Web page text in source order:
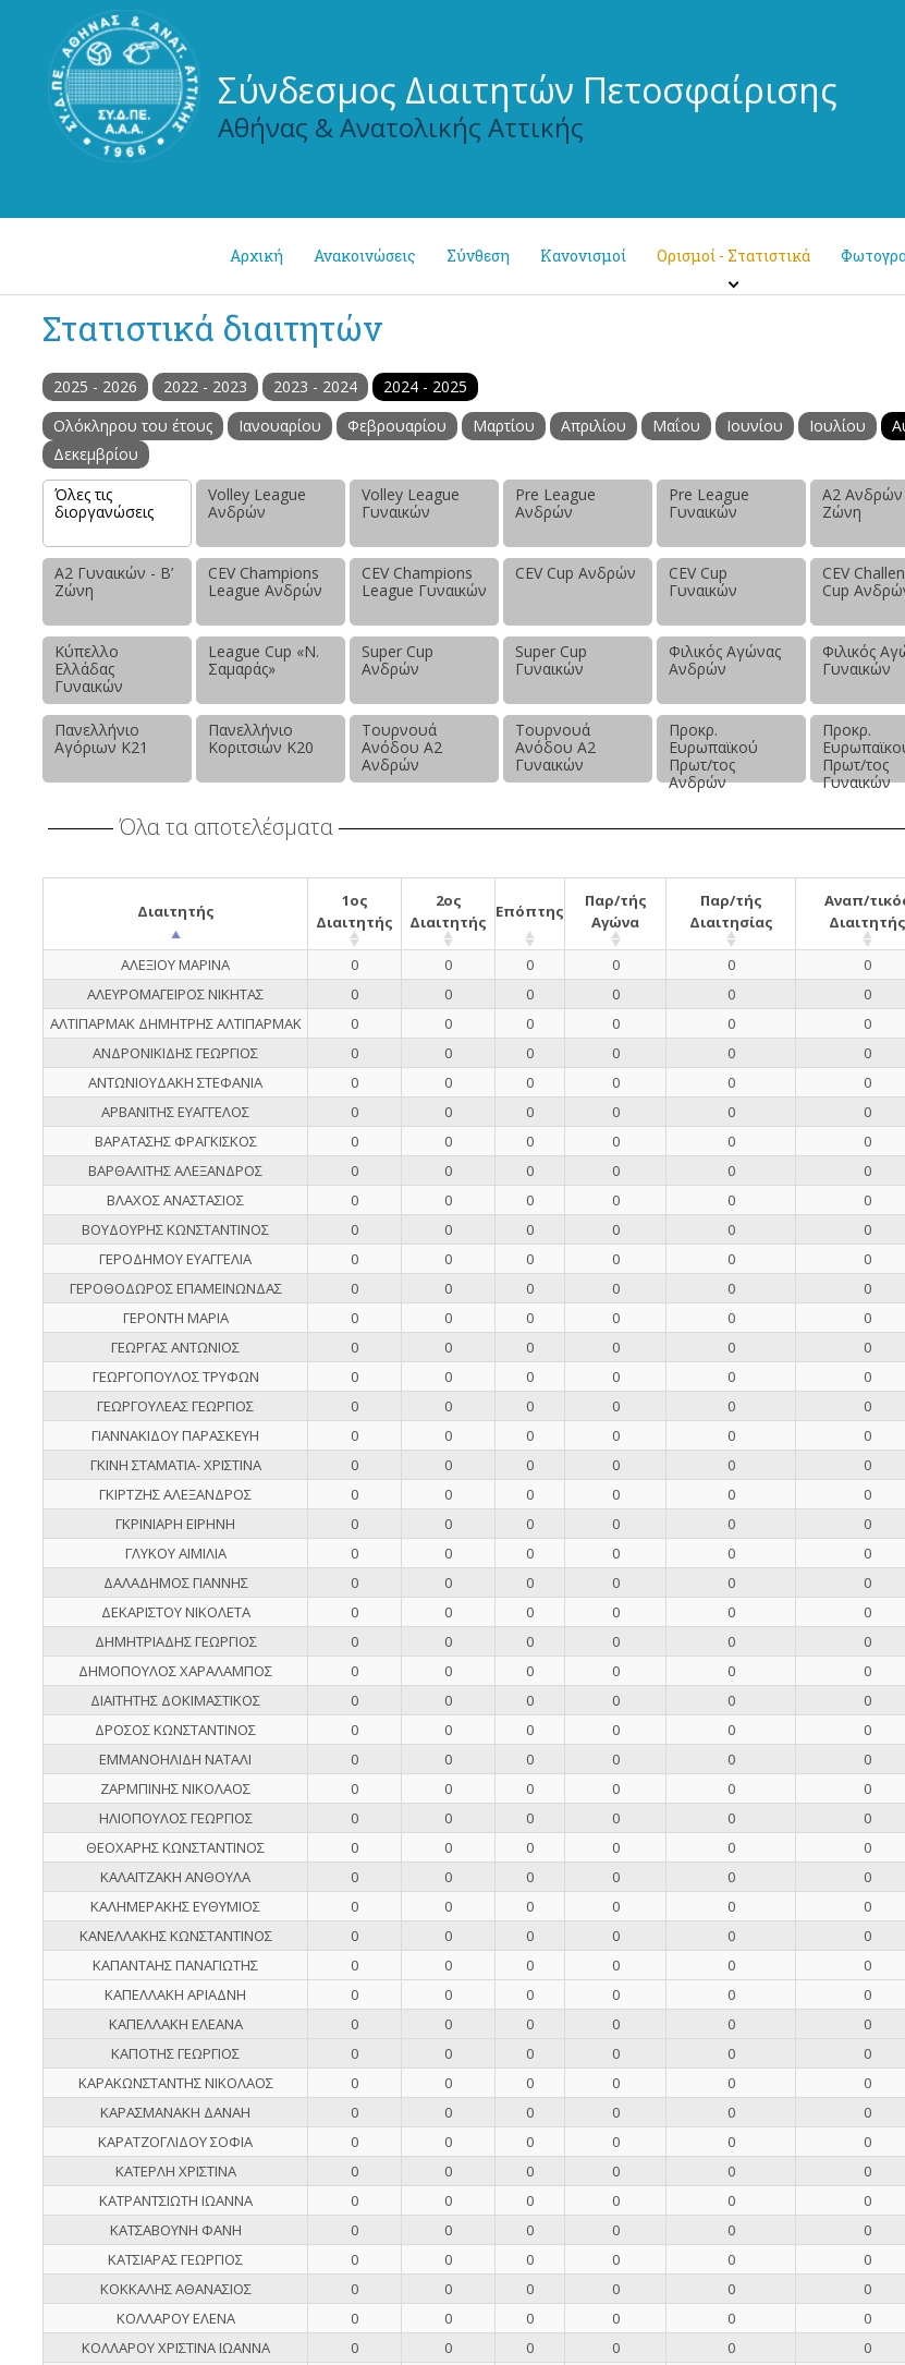
Σύνδεσμος Διαιτητών Πετοσφαίρισης
Αθήνας & Ανατολικής Αττικής
Αρχική Ανακοινώσεις Σύνθεση Κανονισμοί Ορισμοί - Στατιστικά
Στατιστικά διαιτητών
2025 - 2026 2022 - 2023 2023 - 2024
2024 - 2025
Ολόκληρου του έτους
Ιανουαρίου Φεβρουαρίου Μαρτίου Απριλίου Μαΐου Ιουνίου Ιουλίου
Δεκεμβρίου
Όλες τις
διοργανώσεις
Volley League
Ανδρών
Volley League
Γυναικών
Pre League
Ανδρών
Pre League
Γυναικών
Α2 Ανδρών
Ζώνη
Α2 Γυναικών - Β’
Ζώνη
CEV Champions
League Ανδρών
CEV Champions
League Γυναικών
CEV Cup Ανδρών
CEV Cup
Γυναικών
CEV
Cup
Κύπελλο
Ελλάδας
Γυναικών
League Cup «Ν.
Σαμαράς»
Super Cup
Ανδρών
Super Cup
Γυναικών
Φιλικός Αγώνας
Ανδρών
Φιλικός
Γυναικών
Πανελλήνιο
Αγόριων Κ21
Πανελλήνιο
Κοριτσιών Κ20
Τουρνουά
Ανόδου Α2
Ανδρών
Τουρνουά
Ανόδου Α2
Γυναικών
Προκρ.
Ευρωπαϊκού
Πρωτ/τος
Ανδρών
Προκρ.
Πρωτ/τος
Γυναικών
Όλα τα αποτελέσματα
Διαιτητής
1ος
Διαιτητής
2ος
Διαιτητής
Επόπτης
Παρ/τής
Αγώνα
Παρ/τής
Διαιτησίας
Αναπ/
Διαιτητής
ΑΛΕΞΙΟΥ ΜΑΡΙΝΑ 0 0 0 0 0 0
ΑΛΕΥΡΟΜΑΓΕΙΡΟΣ ΝΙΚΗΤΑΣ
0 0 0 0 0 0
ΑΛΤΙΠΑΡΜΑΚ ΔΗΜΗΤΡΗΣ ΑΛΤΙΠΑΡΜΑΚ
0 0 0 0 0 0
ΑΝΔΡΟΝΙΚΙΔΗΣ ΓΕΩΡΓΙΟΣ
0 0 0 0 0 0
ΑΝΤΩΝΙΟΥΔΑΚΗ ΣΤΕΦΑΝΙΑ
0 0 0 0 0 0
ΑΡΒΑΝΙΤΗΣ ΕΥΑΓΓΕΛΟΣ
0 0 0 0 0 0
ΒΑΡΑΤΑΣΗΣ ΦΡΑΓΚΙΣΚΟΣ
0 0 0 0 0 0
ΒΑΡΘΑΛΙΤΗΣ ΑΛΕΞΑΝΔΡΟΣ
0 0 0 0 0 0
ΒΛΑΧΟΣ ΑΝΑΣΤΑΣΙΟΣ
0 0 0 0 0 0
ΒΟΥΔΟΥΡΗΣ ΚΩΝΣΤΑΝΤΙΝΟΣ
0 0 0 0 0 0
ΓΕΡΟΔΗΜΟΥ ΕΥΑΓΓΕΛΙΑ
0 0 0 0 0 0
ΓΕΡΟΘΟΔΩΡΟΣ ΕΠΑΜΕΙΝΩΝΔΑΣ
0 0 0 0 0 0
ΓΕΡΟΝΤΗ ΜΑΡΙΑ
0 0 0 0 0 0
ΓΕΩΡΓΑΣ ΑΝΤΩΝΙΟΣ
0 0 0 0 0 0
ΓΕΩΡΓΟΠΟΥΛΟΣ ΤΡΥΦΩΝ
0 0 0 0 0 0
ΓΕΩΡΓΟΥΛΕΑΣ ΓΕΩΡΓΙΟΣ
0 0 0 0 0 0
ΓΙΑΝΝΑΚΙΔΟΥ ΠΑΡΑΣΚΕΥΗ
0 0 0 0 0 0
ΓΚΙΝΗ ΣΤΑΜΑΤΙΑ- ΧΡΙΣΤΙΝΑ
0 0 0 0 0 0
ΓΚΙΡΤΖΗΣ ΑΛΕΞΑΝΔΡΟΣ
0 0 0 0 0 0
ΓΚΡΙΝΙΑΡΗ ΕΙΡΗΝΗ
0 0 0 0 0 0
ΓΛΥΚΟΥ ΑΙΜΙΛΙΑ
0 0 0 0 0 0
ΔΑΛΑΔΗΜΟΣ ΓΙΑΝΝΗΣ
0 0 0 0 0 0
ΔΕΚΑΡΙΣΤΟΥ ΝΙΚΟΛΕΤΑ
0 0 0 0 0 0
ΔΗΜΗΤΡΙΑΔΗΣ ΓΕΩΡΓΙΟΣ
0 0 0 0 0 0
ΔΗΜΟΠΟΥΛΟΣ ΧΑΡΑΛΑΜΠΟΣ
0 0 0 0 0 0
ΔΙΑΙΤΗΤΗΣ ΔΟΚΙΜΑΣΤΙΚΟΣ
0 0 0 0 0 0
ΔΡΟΣΟΣ ΚΩΝΣΤΑΝΤΙΝΟΣ
0 0 0 0 0 0
ΕΜΜΑΝΟΗΛΙΔΗ ΝΑΤΑΛΙ
0 0 0 0 0 0
ΖΑΡΜΠΙΝΗΣ ΝΙΚΟΛΑΟΣ
0 0 0 0 0 0
ΗΛΙΟΠΟΥΛΟΣ ΓΕΩΡΓΙΟΣ
0 0 0 0 0 0
ΘΕΟΧΑΡΗΣ ΚΩΝΣΤΑΝΤΙΝΟΣ
0 0 0 0 0 0
ΚΑΛΑΪΤΖΑΚΗ ΑΝΘΟΥΛΑ
0 0 0 0 0 0
ΚΑΛΗΜΕΡΑΚΗΣ ΕΥΘΥΜΙΟΣ
0 0 0 0 0 0
ΚΑΝΕΛΛΑΚΗΣ ΚΩΝΣΤΑΝΤΙΝΟΣ
0 0 0 0 0 0
ΚΑΠΑΝΤΑΗΣ ΠΑΝΑΓΙΩΤΗΣ
0 0 0 0 0 0
ΚΑΠΕΛΛΑΚΗ ΑΡΙΑΔΝΗ
0 0 0 0 0 0
ΚΑΠΕΛΛΑΚΗ ΕΛΕΑΝΑ
0 0 0 0 0 0
ΚΑΠΟΤΗΣ ΓΕΩΡΓΙΟΣ
0 0 0 0 0 0
ΚΑΡΑΚΩΝΣΤΑΝΤΗΣ ΝΙΚΟΛΑΟΣ
0 0 0 0 0 0
ΚΑΡΑΣΜΑΝΑΚΗ ΔΑΝΑΗ
0 0 0 0 0 0
ΚΑΡΑΤΖΟΓΛΙΔΟΥ ΣΟΦΙΑ
0 0 0 0 0 0
ΚΑΤΕΡΛΗ ΧΡΙΣΤΙΝΑ
0 0 0 0 0 0
ΚΑΤΡΑΝΤΣΙΩΤΗ ΙΩΑΝΝΑ
0 0 0 0 0 0
ΚΑΤΣΑΒΟΥΝΗ ΦΑΝΗ
0 0 0 0 0 0
ΚΑΤΣΙΑΡΑΣ ΓΕΩΡΓΙΟΣ
0 0 0 0 0 0
ΚΟΚΚΑΛΗΣ ΑΘΑΝΑΣΙΟΣ
0 0 0 0 0 0
ΚΟΛΛΑΡΟΥ ΕΛΕΝΑ
0 0 0 0 0 0
ΚΟΛΛΑΡΟΥ ΧΡΙΣΤΙΝΑ ΙΩΑΝΝΑ
0 0 0 0 0 0